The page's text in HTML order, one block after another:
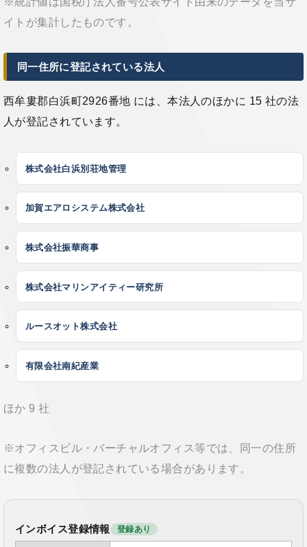
イトが集計したものです。
同一住所に登記されている法人
西牟婁郡白浜町2926番地 には、本法人のほかに 15 社の法
人が登記されています。
株式会社白浜別荘地管理
加賀エアロシステム株式会社
株式会社振華商事
株式会社マリンアイティー研究所
ルースオット株式会社
有限会社南紀産業
ほか 9 社
※オフィスビル・バーチャルオフィス等では、同一の住所
に複数の法人が登記されている場合があります。
インボイス登録情報 登録あり